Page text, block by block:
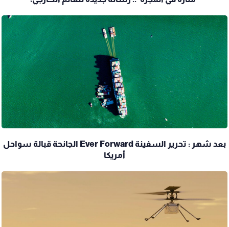
بعد شهر : تحرير السفينة Ever Forward الجانحة قبالة سواحل
أمريكا